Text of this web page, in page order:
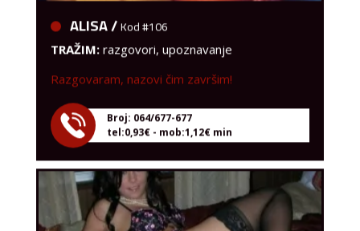
ALISA /Kod #106
TRAŽIM:
Razgovaram, nazovi čim završim!
Broj: 064/677-677
tel:0,93€ - mob:1,12€ min